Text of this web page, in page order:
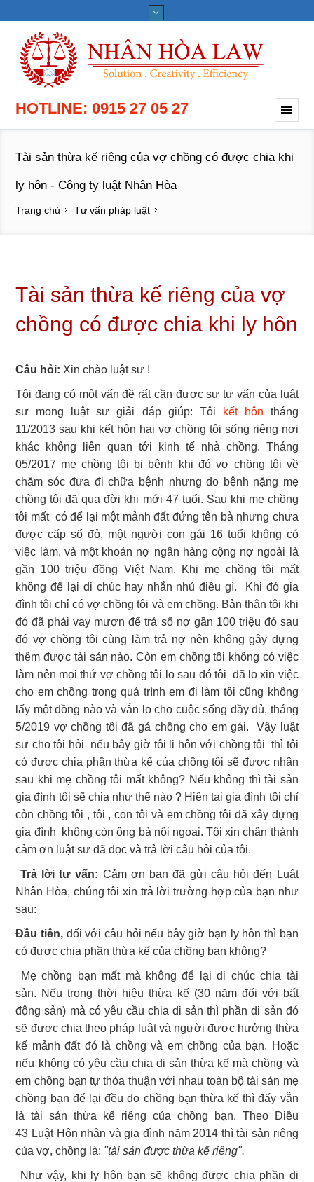
HOTLINE: 0915 27 05 27
Tài sản thừa kế riêng của vợ chồng có được chia khi
ly hôn - Công ty luật Nhân Hòa
Trang chủ Tư vấn pháp luật
Tài sản thừa kế riêng của vợ
chồng có được chia khi ly hôn
Câu hỏi: Xin chào luật sư !
Tôi đang có một vấn đề rất cần được sự tư vấn của luật
sư mong luật sư giải đáp giúp: Tôi kết hôn tháng
11/2013 sau khi kết hôn hai vợ chồng tôi sống riêng nơi
khác không liên quan tới kinh tế nhà chồng. Tháng
05/2017 mẹ chồng tôi bị bệnh khi đó vợ chồng tôi về
chăm sóc đưa đi chữa bệnh nhưng do bệnh nặng mẹ
chồng tôi đã qua đời khi mới 47 tuổi. Sau khi mẹ chồng
tôi mất có để lại một mảnh đất đứng tên bà nhưng chưa
được cấp sổ đỏ, một người con gái 16 tuổi không có
việc làm, và một khoản nợ ngân hàng cộng nợ ngoài là
gần 100 triệu đồng Việt Nam. Khi mẹ chồng tôi mất
không để lại di chúc hay nhắn nhủ điều gì. Khi đó gia
đình tôi chỉ có vợ chồng tôi và em chồng. Bản thân tôi khi
đó đã phải vay mượn để trả số nợ gần 100 triệu đó sau
đó vợ chồng tôi cùng làm trả nợ nên không gây dựng
thêm được tài sản nào. Còn em chồng tôi không có việc
làm nên mọi thứ vợ chồng tôi lo sau đó tôi đã lo xin việc
cho em chồng trong quá trình em đi làm tôi cũng không
lấy một đồng nào và vẫn lo cho cuộc sống đầy đủ, tháng
5/2019 vợ chồng tôi đã gả chồng cho em gái. Vậy luật
sư cho tôi hỏi nếu bây giờ tôi li hôn với chồng tôi thì tôi
có được chia phần thừa kế của chồng tôi sẽ được nhận
sau khi mẹ chồng tôi mất không? Nếu không thì tài sản
gia đình tôi sẽ chia như thế nào ? Hiện tại gia đình tôi chỉ
còn chồng tôi , tôi , con tôi và em chồng tôi đã xây dựng
gia đình không còn ông bà nội ngoại. Tôi xin chân thành
cảm ơn luật sư đã đọc và trả lời câu hỏi của tôi.
Trả lời tư vấn: Cảm ơn bạn đã gửi câu hỏi đến Luật
Nhân Hòa, chúng tôi xin trả lời trường hợp của bạn như
sau:
Đầu tiên, đối với câu hỏi nếu bây giờ bạn ly hôn thì bạn
có được chia phần thừa kế của chồng bạn không?
Mẹ chồng bạn mất mà không để lại di chúc chia tài
sản. Nếu trong thời hiệu thừa kế (30 năm đối với bất
động sản) mà có yêu cầu chia di sản thì phần di sản đó
sẽ được chia theo pháp luật và người được hưởng thừa
kế mảnh đất đó là chồng và em chồng của bạn. Hoặc
nếu không có yêu cầu chia di sản thừa kế mà chồng và
em chồng bạn tự thỏa thuận với nhau toàn bộ tài sản mẹ
chồng bạn để lại đều do chồng bạn thừa kế thì đấy vẫn
là tài sản thừa kế riêng của chồng bạn. Theo Điều
43 Luật Hôn nhân và gia đình năm 2014 thì tài sản riêng
của vợ, chồng là: "tài sản được thừa kế riêng".
Như vậy, khi ly hôn bạn sẽ không được chia phần di